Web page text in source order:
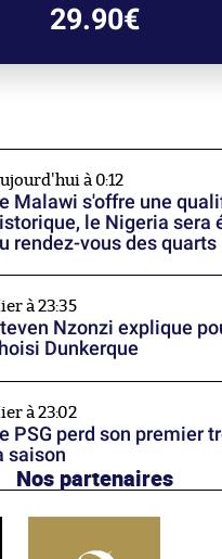
29.90€
à 0:12
Malawi s'offre une
le Nigeria sera
rendez-vous des quarts
à 23:35
Nzonzi explique
Dunkerque
à 23:02
PSG perd son premier
saison
Nos partenaires